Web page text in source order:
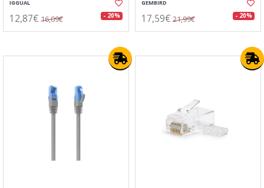
IGGUAL
12,87€ 16,09€ - 20%
GEMBIRD
17,59€ 21,99€ - 20%